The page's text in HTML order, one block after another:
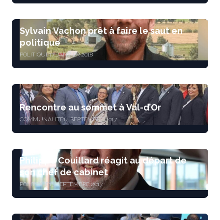
Sylvain Vachon prêt à faire le saut en
politique
POLITIQUE17 JANVIER 2018
Rencontre au sommet à Val-d’Or
COMMUNAUTÉ14 SEPTEMBRE 2017
Philippe Couillard réagit au départ de
son chef de cabinet
POLITIQUE13 SEPTEMBRE 2017